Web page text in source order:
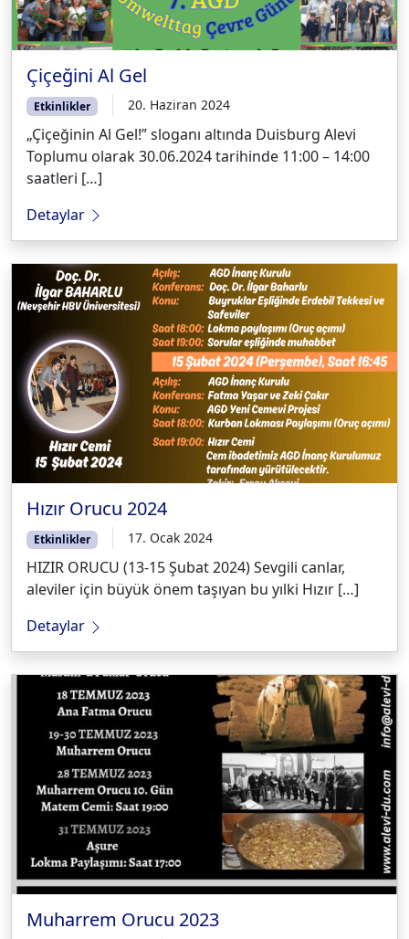
Çiçeğini Al Gel
Etkinlikler 20. Haziran 2024
„Çiçeğinin Al Gel!” sloganı altında Duisburg Alevi
Toplumu olarak 30.06.2024 tarihinde 11:00 – 14:00
saatleri […]
Detaylar
Hızır Orucu 2024
Etkinlikler 17. Ocak 2024
HIZIR ORUCU (13-15 Şubat 2024) Sevgili canlar,
aleviler için büyük önem taşıyan bu yılki Hızır […]
Detaylar
Muharrem Orucu 2023